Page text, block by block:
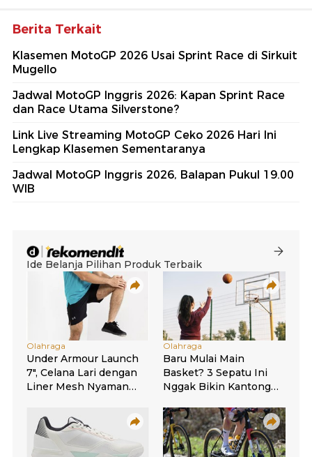
Berita Terkait
Klasemen MotoGP 2026 Usai Sprint Race di Sirkuit
Mugello
Jadwal MotoGP Inggris 2026: Kapan Sprint Race
dan Race Utama Silverstone?
Link Live Streaming MotoGP Ceko 2026 Hari Ini
Lengkap Klasemen Sementaranya
Jadwal MotoGP Inggris 2026, Balapan Pukul 19.00
WIB